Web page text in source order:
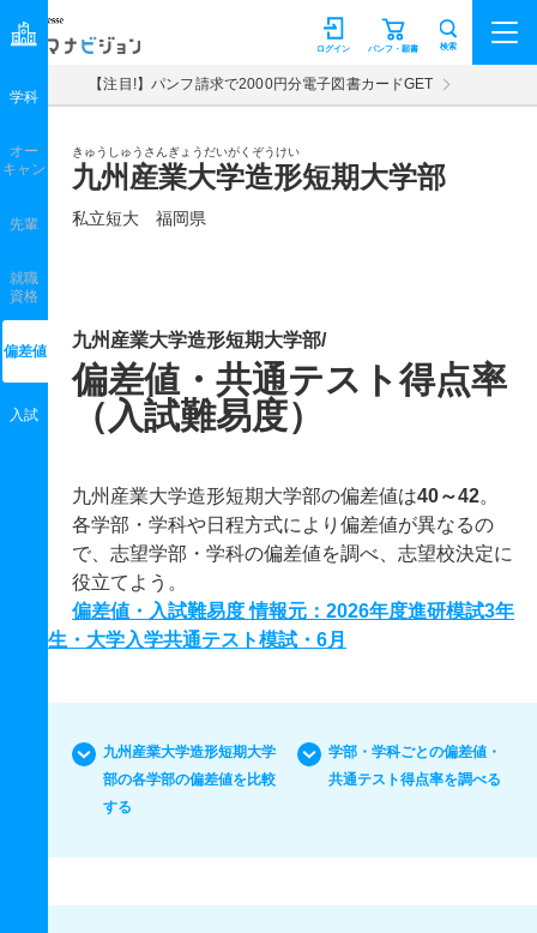
マナビジョン パンフ・願書
ログイン 検索
【注目!】パンフ請求で2000円分電子図書カードGET
きゅうしゅうさんぎょうだいがくぞうけい
九州産業大学造形短期大学部
私立短大 福岡県
学科
オー
キャン
先輩
就職
資格
偏差値
入試
九州産業大学造形短期大学部/
偏差値・共通テスト得点率
（入試難易度）
九州産業大学造形短期大学部の偏差値は40～42。
各学部・学科や日程方式により偏差値が異なるの
で、志望学部・学科の偏差値を調べ、志望校決定に
役立てよう。
偏差値・入試難易度 情報元：2026年度進研模試3年
生・大学入学共通テスト模試・6月
九州産業大学造形短期大学
部の各学部の偏差値を比較
する
学部・学科ごとの偏差値・
共通テスト得点率を調べる